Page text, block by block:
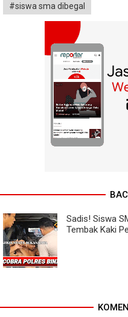
#siswa sma dibegal
Sadis! Siswa
Tembak Kaki